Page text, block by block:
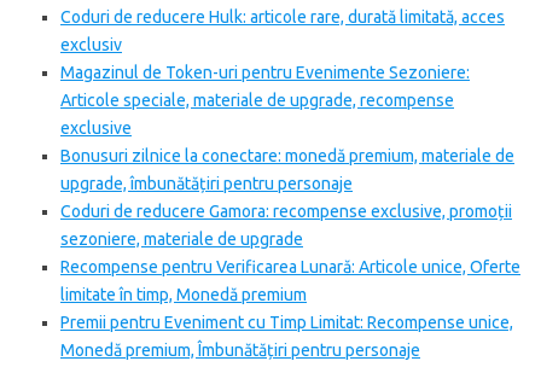
Coduri de reducere Hulk: articole rare, durată limitată, acces
exclusiv
Magazinul de Token-uri pentru Evenimente Sezoniere:
Articole speciale, materiale de upgrade, recompense
exclusive
Bonusuri zilnice la conectare: monedă premium, materiale de
upgrade, îmbunătățiri pentru personaje
Coduri de reducere Gamora: recompense exclusive, promoții
sezoniere, materiale de upgrade
Recompense pentru Verificarea Lunară: Articole unice, Oferte
limitate în timp, Monedă premium
Premii pentru Eveniment cu Timp Limitat: Recompense unice,
Monedă premium, Îmbunătățiri pentru personaje